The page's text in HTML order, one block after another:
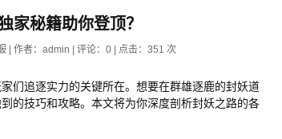
家秘籍助你登顶？
| 作者：admin | 评论：0 | 点击： 351 次
们追逐实力的关键所在。想要在群雄逐鹿的封妖道
的技巧和攻略。本文将为你深度剖析封妖之路的各